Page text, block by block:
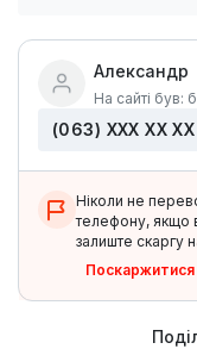
Александр
На сайті був:
(063) ХХХ ХХ ХХ
Ніколи не
телефону, якщо
залиште скаргу
Поскаржитися